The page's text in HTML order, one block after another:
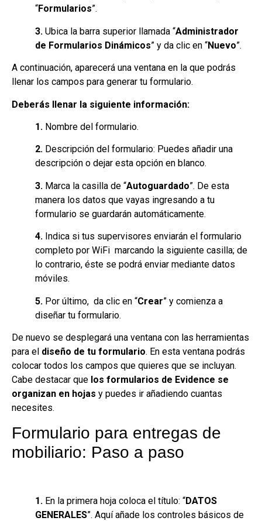
“Formularios”.
3. Ubica la barra superior llamada “Administrador
de Formularios Dinámicos” y da clic en “Nuevo”.
A continuación, aparecerá una ventana en la que podrás
llenar los campos para generar tu formulario.
Deberás llenar la siguiente información:
1. Nombre del formulario.
2. Descripción del formulario: Puedes añadir una
descripción o dejar esta opción en blanco.
3. Marca la casilla de “Autoguardado”. De esta
manera los datos que vayas ingresando a tu
formulario se guardarán automáticamente.
4. Indica si tus supervisores enviarán el formulario
completo por WiFi marcando la siguiente casilla; de
lo contrario, éste se podrá enviar mediante datos
móviles.
5. Por último, da clic en “Crear” y comienza a
diseñar tu formulario.
De nuevo se desplegará una ventana con las herramientas
para el diseño de tu formulario. En esta ventana podrás
colocar todos los campos que quieres que se incluyan.
Cabe destacar que los formularios de Evidence se
organizan en hojas y puedes ir añadiendo cuantas
necesites.
Formulario para entregas de
mobiliario: Paso a paso
1. En la primera hoja coloca el título: “DATOS
GENERALES”. Aquí añade los controles básicos de